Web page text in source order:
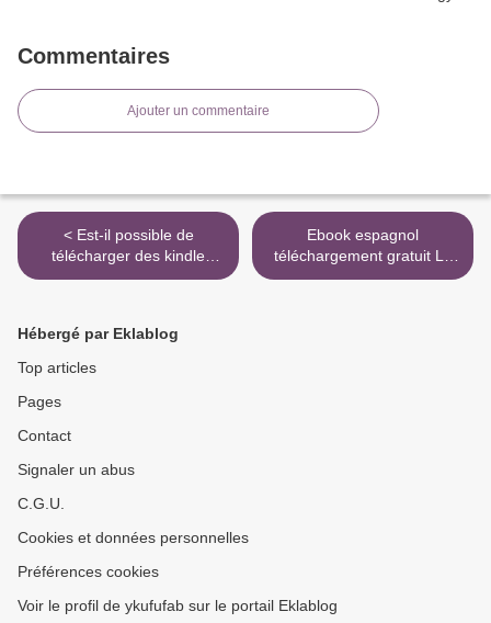
Commentaires
Ajouter un commentaire
< Est-il possible de
télécharger des kindle
books gratuitement Miracle
francais 9782367625331
Ebook espagnol
téléchargement gratuit Le
Mont analogue - Roman
Hébergé par Eklablog
Top articles
Pages
Contact
Signaler un abus
C.G.U.
Cookies et données personnelles
Préférences cookies
Voir le profil de ykufufab sur le portail Eklablog